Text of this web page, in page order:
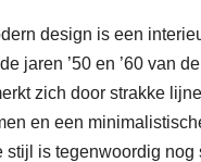
design is een
jaren ’50 en ’60 van
zich door strakke
en een
stijl is tegenwoordig nog